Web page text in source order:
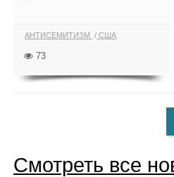
АНТИСЕМИТИЗМ США
73
Смотреть все